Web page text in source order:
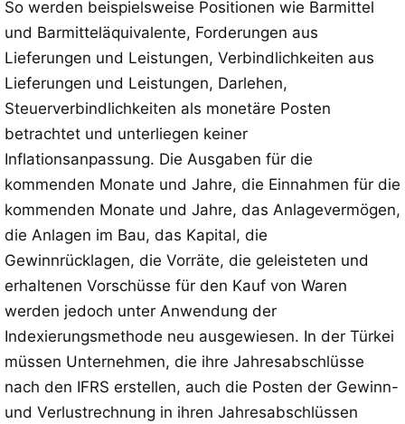
So werden beispielsweise Positionen wie Barmittel
und Barmitteläquivalente, Forderungen aus
Lieferungen und Leistungen, Verbindlichkeiten aus
Lieferungen und Leistungen, Darlehen,
Steuerverbindlichkeiten als monetäre Posten
betrachtet und unterliegen keiner
Inflationsanpassung. Die Ausgaben für die
kommenden Monate und Jahre, die Einnahmen für die
kommenden Monate und Jahre, das Anlagevermögen,
die Anlagen im Bau, das Kapital, die
Gewinnrücklagen, die Vorräte, die geleisteten und
erhaltenen Vorschüsse für den Kauf von Waren
werden jedoch unter Anwendung der
Indexierungsmethode neu ausgewiesen. In der Türkei
müssen Unternehmen, die ihre Jahresabschlüsse
nach den IFRS erstellen, auch die Posten der Gewinn-
und Verlustrechnung in ihren Jahresabschlüssen